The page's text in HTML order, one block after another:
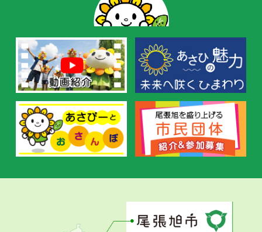
の
お
す
め